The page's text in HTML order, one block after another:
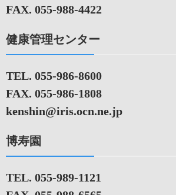
FAX. 055-988-4422
健康管理センター
TEL. 055-986-8600
FAX. 055-986-1808
kenshin@iris.ocn.ne.jp
博寿園
TEL. 055-989-1121